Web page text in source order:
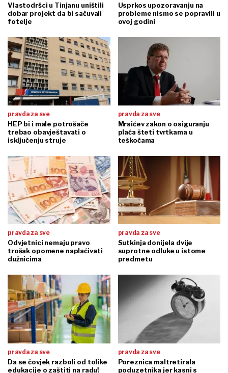
Vlastodršci u Tinjanu uništili
dobar projekt da bi sačuvali
fotelje
Usprkos upozoravanju na
probleme nismo se popravili u
ovoj godini
pravda za sve
HEP bi i male potrošače
trebao obavještavati o
isključenju struje
pravda za sve
Mrsićev zakon o osiguranju
plaća šteti tvrtkama u
teškoćama
pravda za sve
Odvjetnici nemaju pravo
trošak opomene naplaćivati
dužnicima
pravda za sve
Sutkinja donijela dvije
suprotne odluke u istome
predmetu
pravda za sve
Da se čovjek razboli od tolike
edukacije o zaštiti na radu!
pravda za sve
Poreznica maltretirala
poduzetnika jer kasni s